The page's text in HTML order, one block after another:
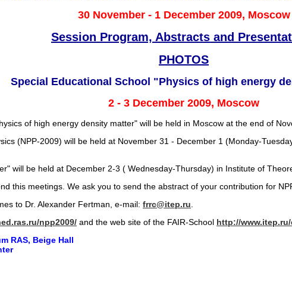
30 November - 1 December 2009, Moscow
Session Program, Abstracts and
PHOTOS
Special Educational School "Physics of high energy
2 - 3 December 2009, Moscow
of high energy density matter" will be held in Moscow at the end of
(NPP-2009) will be held at November 31 - December 1 (Monday-
will be held at December 2-3 ( Wednesday-Thursday) in Institute of
this meetings. We ask you to send the abstract of your contribution for
to Dr. Alexander Fertman, е-mail: frrc@itep.ru
npp2009/ and the web site of the FAIR-School http://
RAS, Beige Hall